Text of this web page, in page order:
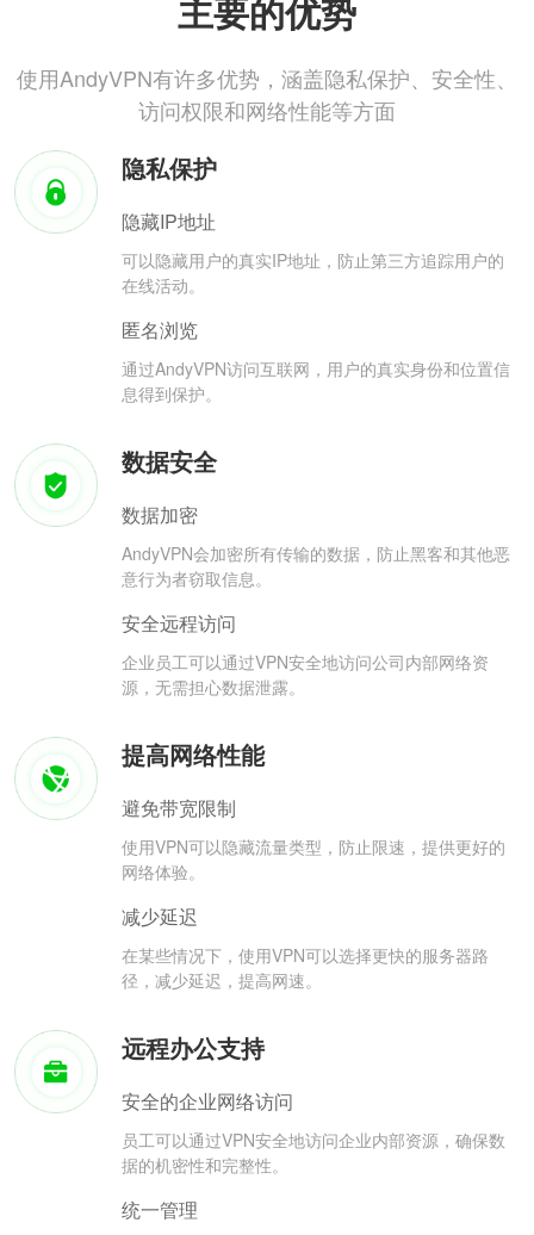
主要的优势
使用AndyVPN有许多优势，涵盖隐私保护、安全性、
访问权限和网络性能等方面
隐私保护
隐藏IP地址
可以隐藏用户的真实IP地址，防止第三方追踪用户的
在线活动。
匿名浏览
通过AndyVPN访问互联网，用户的真实身份和位置信
息得到保护。
数据安全
数据加密
AndyVPN会加密所有传输的数据，防止黑客和其他恶
意行为者窃取信息。
安全远程访问
企业员工可以通过VPN安全地访问公司内部网络资
源，无需担心数据泄露。
提高网络性能
避免带宽限制
使用VPN可以隐藏流量类型，防止限速，提供更好的
网络体验。
减少延迟
在某些情况下，使用VPN可以选择更快的服务器路
径，减少延迟，提高网速。
远程办公支持
安全的企业网络访问
员工可以通过VPN安全地访问企业内部资源，确保数
据的机密性和完整性。
统一管理